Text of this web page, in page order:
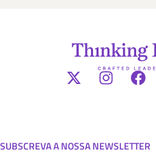
SUBSCREVA A NOSSA NEWSLETTER